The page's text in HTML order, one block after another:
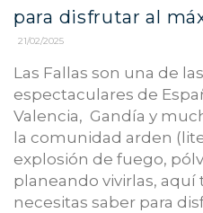
para disfrutar al
21/02/2025
Las Fallas son una de
espectaculares de
Valencia, Gandía y
la comunidad arden
explosión de fuego,
planeando vivirlas,
necesitas saber para